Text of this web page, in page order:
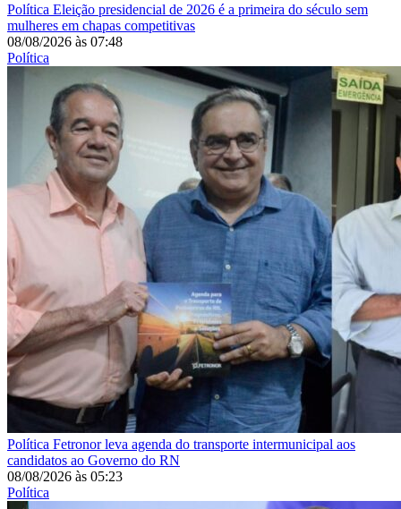
Política Eleição presidencial de 2026 é a primeira do século sem
mulheres em chapas competitivas
08/08/2026 às 07:48
Política
Política Fetronor leva agenda do transporte intermunicipal aos
candidatos ao Governo do RN
08/08/2026 às 05:23
Política